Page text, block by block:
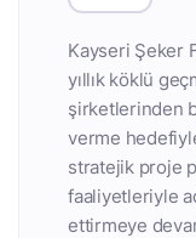
Kayseri Şeker
yıllık köklü
şirketlerinden
verme
stratejik proje
faaliyetleriyle
ettirmeye